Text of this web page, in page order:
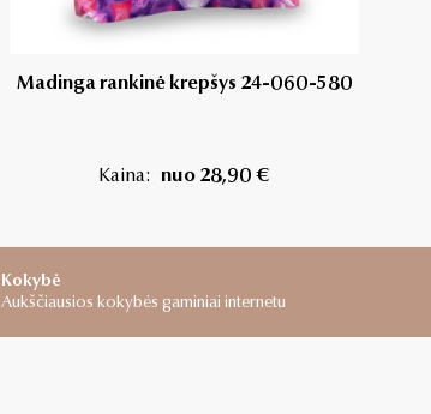
Madinga rankinė krepšys 24-060-580
Kaina: nuo 28,90 €
Kokybė
Aukščiausios kokybės gaminiai internetu